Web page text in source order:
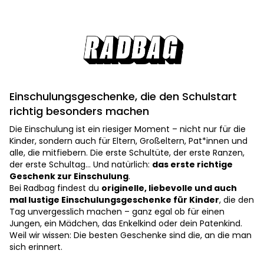
Einschulungsgeschenke, die den Schulstart
richtig besonders machen
Die Einschulung ist ein riesiger Moment – nicht nur für die
Kinder, sondern auch für Eltern, Großeltern, Pat*innen und
alle, die mitfiebern. Die erste Schultüte, der erste Ranzen,
der erste Schultag… Und natürlich: das erste richtige
Geschenk zur Einschulung.
Bei Radbag findest du originelle, liebevolle und auch
mal lustige Einschulungsgeschenke für Kinder, die den
Tag unvergesslich machen – ganz egal ob für einen
Jungen, ein Mädchen, das Enkelkind oder dein Patenkind.
Weil wir wissen: Die besten Geschenke sind die, an die man
sich erinnert.